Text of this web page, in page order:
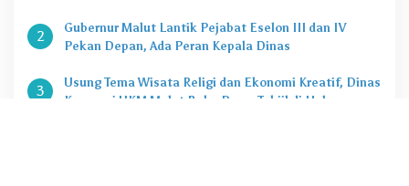
2
Gubernur Malut Lantik Pejabat Eselon III dan IV
Pekan Depan, Ada Peran Kepala Dinas
3
Usung Tema Wisata Religi dan Ekonomi Kreatif, Dinas
Koperasi UKM Malut Buka Pasar Takjil di Halaman